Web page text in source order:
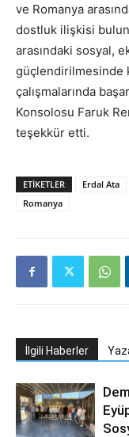
ve Romanya
dostluk ilişkisi
arasındaki sosyal,
güçlendirilmesinde
çalışmalarında
Konsolosu Faruk
teşekkür etti.
ETIKETLER Erdal Ata
Romanya
İlgili Haberler